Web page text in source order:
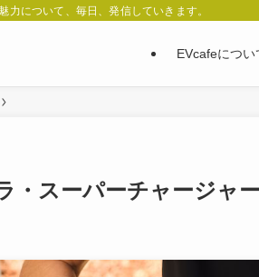
について、毎日、発信していきます。
EVcafeについ
・スーパーチャージャ